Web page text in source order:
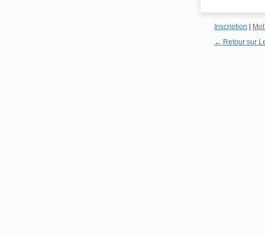
Inscription
← Retour sur